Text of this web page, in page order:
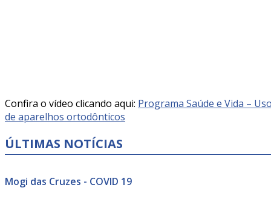
Confira o vídeo clicando aqui: Programa Saúde e Vida –
de aparelhos ortodônticos
ÚLTIMAS NOTÍCIAS
Mogi das Cruzes - COVID 19